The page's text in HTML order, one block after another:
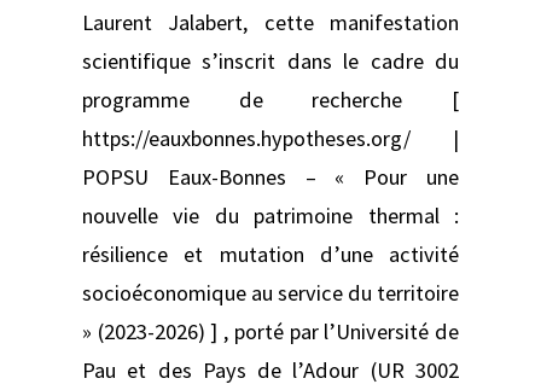
Laurent Jalabert, cette manifestation
scientifique s’inscrit dans le cadre du
programme de recherche [
https://eauxbonnes.hypotheses.org/ |
POPSU Eaux-Bonnes – « Pour une
nouvelle vie du patrimoine thermal :
résilience et mutation d’une activité
socioéconomique au service du territoire
» (2023-2026) ] , porté par l’Université de
Pau et des Pays de l’Adour (UR 3002